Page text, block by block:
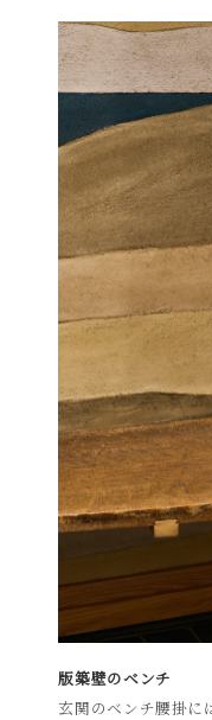
版築壁のベンチ
玄関のベンチ腰掛に